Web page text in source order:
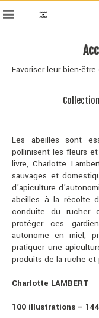
Favoriser leur bien-
Les abeilles sont
pollinisent les fleurs
livre, Charlotte
sauvages et
d’apiculture
abeilles à la récolte
conduite du rucher
protéger ces
autonome en miel,
pratiquer une
produits de la ruche et
Charlotte LAMBERT
100 illustrations –